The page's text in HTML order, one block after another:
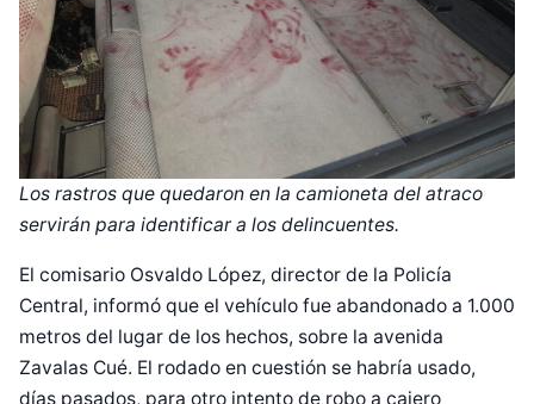
Los rastros que quedaron en la camioneta del atraco
servirán para identificar a los delincuentes.
El comisario Osvaldo López, director de la Policía
Central, informó que el vehículo fue abandonado a 1.000
metros del lugar de los hechos, sobre la avenida
Zavalas Cué. El rodado en cuestión se habría usado,
días pasados, para otro intento de robo a cajero